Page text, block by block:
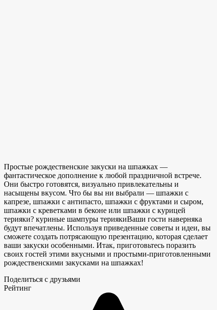
Простые рождественские закуски на шпажках —
фантастическое дополнение к любой праздничной встрече.
Они быстро готовятся, визуально привлекательны и
насыщены вкусом. Что бы вы ни выбрали — шпажки с
капрезе, шпажки с антипасто, шпажки с фруктами и сыром,
шпажки с креветками в беконе или шпажки с курицей
терияки? куриные шампуры териякиВаши гости наверняка
будут впечатлены. Используя приведенные советы и идеи, вы
сможете создать потрясающую презентацию, которая сделает
ваши закуски особенными. Итак, приготовьтесь поразить
своих гостей этими вкусными и простыми-приготовленными
рождественскими закусками на шпажках!
Поделиться с друзьями
Рейтинг